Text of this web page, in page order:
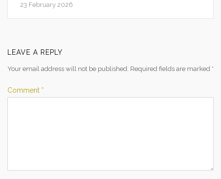
23 February 2026
LEAVE A REPLY
Your email address will not be published. Required fields are marked *
Comment *